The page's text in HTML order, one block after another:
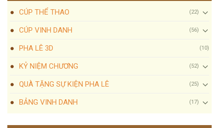
CÚP THỂ THAO (22)
CÚP VINH DANH (56)
PHA LÊ 3D (10)
KỶ NIỆM CHƯƠNG (52)
QUÀ TẶNG SỰ KIỆN PHA LÊ (25)
BẢNG VINH DANH (17)